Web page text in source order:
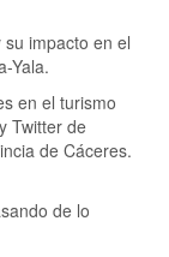
impacto en el
Yala.
en el turismo
Twitter de
de Cáceres.
de lo